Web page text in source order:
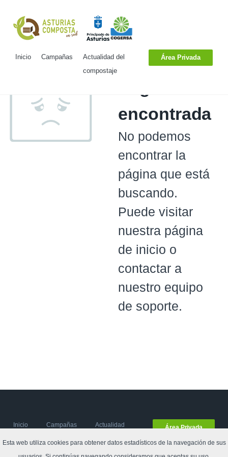
Inicio Campañas
Actualidad del
compostaje
Área Privada
encontrada
No podemos
encontrar la
página que está
buscando.
Puede visitar
nuestra página
de inicio o
contactar a
nuestro equipo
de soporte.
Esta web utiliza cookies para obtener datos estadísticos de la navegación de sus
Inicio Campañas
Actualidad
compostaje
Área Privada